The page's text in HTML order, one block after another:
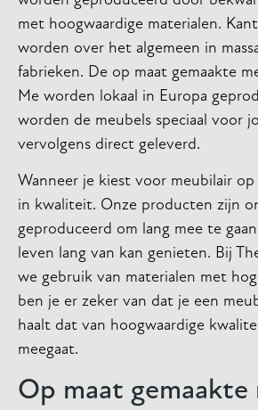
met hoogwaardige materialen.
worden over het algemeen in
fabrieken. De op maat gemaakte
Me worden lokaal in Europa
worden de meubels speciaal voor
vervolgens direct geleverd.
Wanneer je kiest voor meubilair
in kwaliteit. Onze producten zijn
geproduceerd om lang mee te
leven lang van kan genieten. Bij
we gebruik van materialen met
ben je er zeker van dat je een
haalt dat van hoogwaardige
meegaat.
Op maat gemaakte